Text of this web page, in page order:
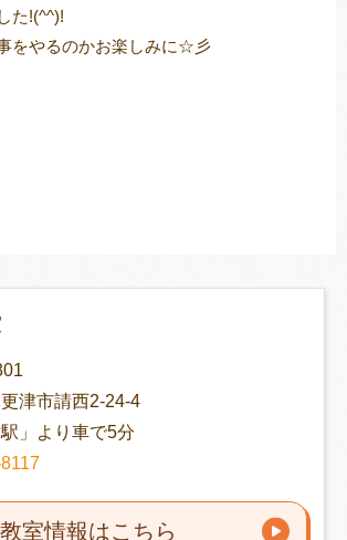
た!(^^)!
をやるのかお楽しみに☆彡
津市請西2-24-4
駅」より車で5分
教室情報はこちら